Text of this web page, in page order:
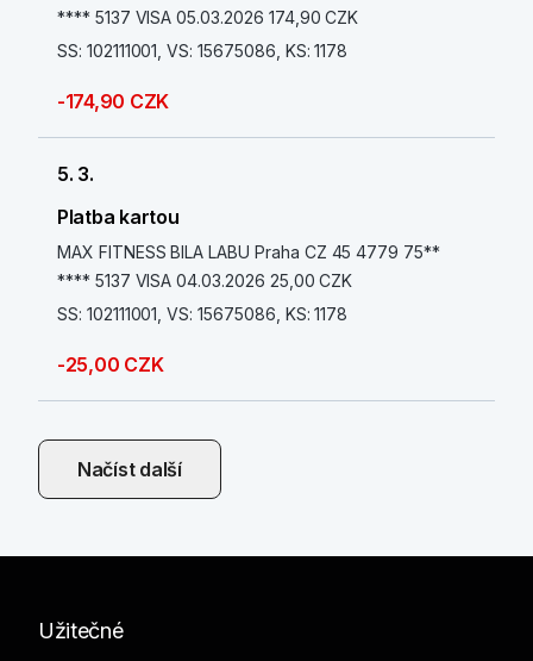
**** 5137 VISA 05.03.2026 174,90 CZK
SS: 102111001, VS: 15675086, KS: 1178
-174,90 CZK
5. 3.
Platba kartou
MAX FITNESS BILA LABU Praha CZ 45 4779 75**
**** 5137 VISA 04.03.2026 25,00 CZK
SS: 102111001, VS: 15675086, KS: 1178
-25,00 CZK
Načíst další
Užitečné